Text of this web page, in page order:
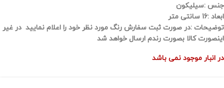
جنس :سیلیکون
ابعاد :16 سانتی متر
توضیحات :در صورت ثبت سفارش رنگ مورد نظر خود را اعلام نمایید در غیر
اینصورت کالا بصورت رندم ارسال خواهد شد
در انبار موجود نمی باشد